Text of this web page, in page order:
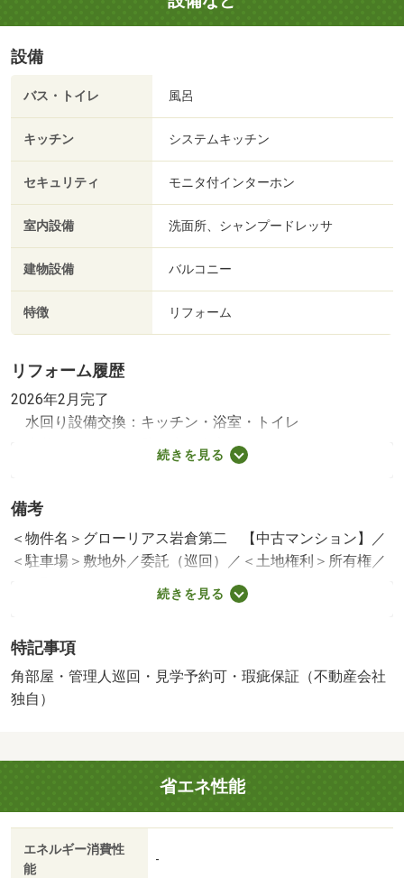
設備
バス・トイレ 風呂
キッチン システムキッチン
セキュリティ モニタ付インターホン
室内設備 洗面所、シャンプードレッサ
建物設備 バルコニー
特徴 リフォーム
リフォーム履歴
2026年2月完了
水回り設備交換：キッチン・浴室・トイレ
内装リフォーム：壁・床・全室
※年月は一番古いリフォーム箇所を表します
続きを見る
備考
＜物件名＞グローリアス岩倉第二 【中古マンション】／
＜駐車場＞敷地外／委託（巡回）／＜土地権利＞所有権／
＜間取り＞２ＬＤＫ／＜リフォーム＞●リフォーム：２０
２６年２月完了（水回り設備交換：キッチン・浴室・トイ
フォーム箇所を表します／＜特徴＞名鉄犬山線「岩倉」駅
徒歩約４分名古屋まで約１５分小学校徒歩約７分、瑕疵保
証付（不動産会社独自）・即引渡可・ＬＤＫ１８畳以上・
7900円
続きを見る
特記事項
角部屋・管理人巡回・見学予約可・瑕疵保証（不動産会社
独自）
省エネ性能
エネルギー消費性
能
-